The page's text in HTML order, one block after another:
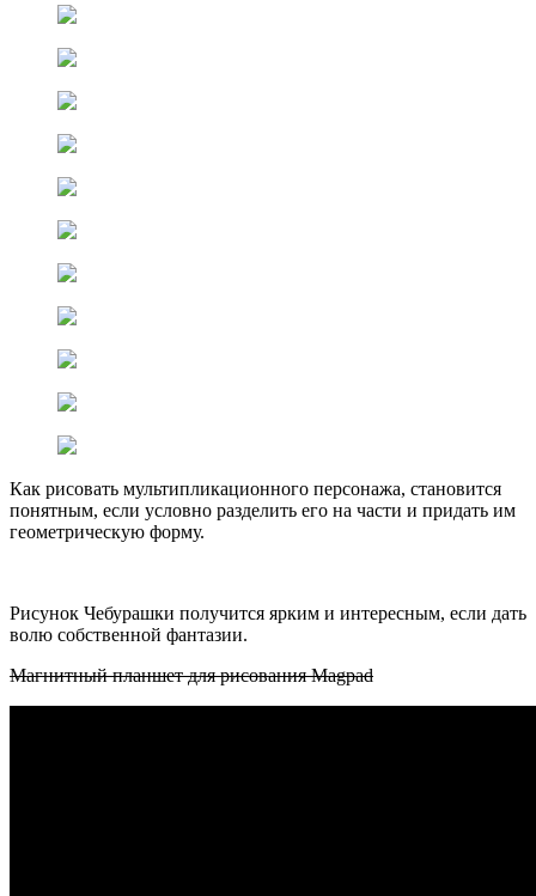
Как рисовать мультипликационного персонажа, становится
понятным, если условно разделить его на части и придать им
геометрическую форму.
Рисунок Чебурашки получится ярким и интересным, если дать
волю собственной фантазии.
Магнитный планшет для рисования Magpad